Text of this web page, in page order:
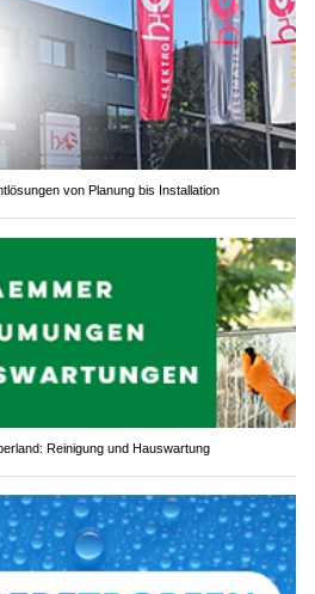
von Planung bis Installation
Reinigung und Hauswartung